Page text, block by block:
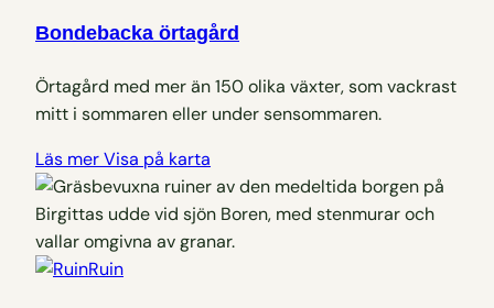
Bondebacka örtagård
Örtagård med mer än 150 olika växter, som vackrast
mitt i sommaren eller under sensommaren.
Läs merVisa på karta
Ruin